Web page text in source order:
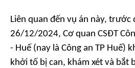
Liên quan đến vụ án này, trước
26/12/2024, Cơ quan CSĐT
- Huế (nay là Công an TP Huế)
khởi tố bị can, khám xét và bắt